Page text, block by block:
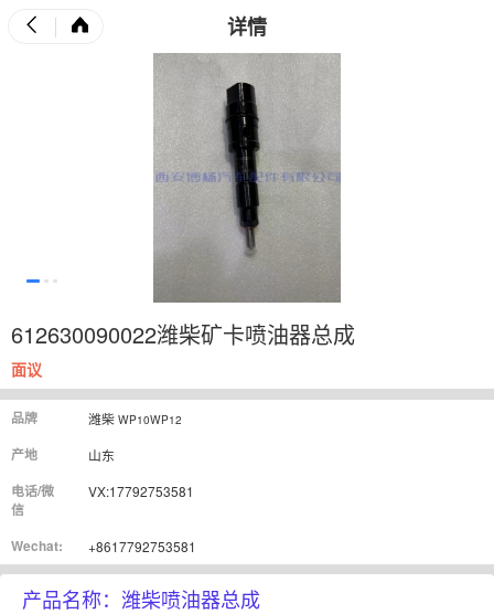
详情
612630090022潍柴矿卡喷油器总成
面议
品牌 潍柴 WP10WP12
产地
山东
电话/微
信
VX:17792753581
Wechat: +8617792753581
产品名称：潍柴喷油器总成